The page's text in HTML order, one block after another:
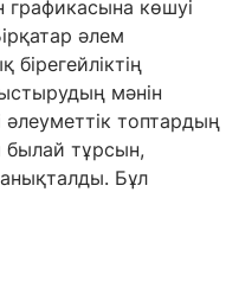
графикасына көшуі
әлем
мәнін
топтардың
былай тұрсын,
анықталды. Бұл